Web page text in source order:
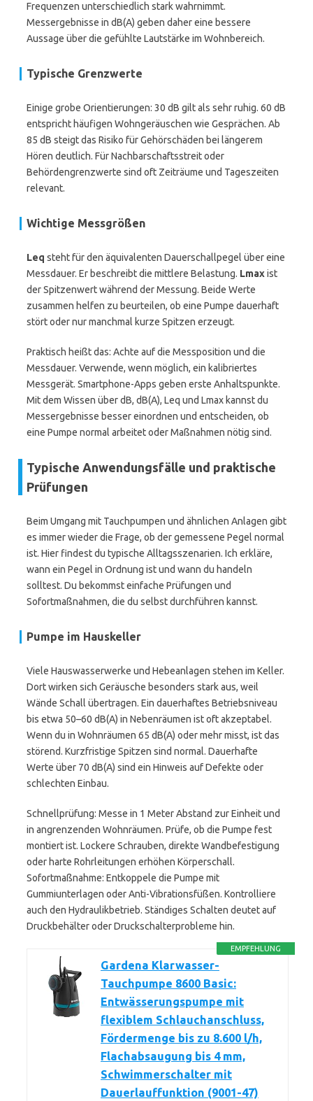
Frequenzen unterschiedlich stark wahrnimmt.
Messergebnisse in dB(A) geben daher eine bessere
Aussage über die gefühlte Lautstärke im Wohnbereich.
Typische Grenzwerte
Einige grobe Orientierungen: 30 dB gilt als sehr ruhig. 60 dB
entspricht häufigen Wohngeräuschen wie Gesprächen. Ab
85 dB steigt das Risiko für Gehörschäden bei längerem
Hören deutlich. Für Nachbarschaftsstreit oder
Behördengrenzwerte sind oft Zeiträume und Tageszeiten
relevant.
Wichtige Messgrößen
Leq steht für den äquivalenten Dauerschallpegel über eine
Messdauer. Er beschreibt die mittlere Belastung. Lmaxist
der Spitzenwert während der Messung. Beide Werte
zusammen helfen zu beurteilen, ob eine Pumpe dauerhaft
stört oder nur manchmal kurze Spitzen erzeugt.
Praktisch heißt das: Achte auf die Messposition und die
Messdauer. Verwende, wenn möglich, ein kalibriertes
Messgerät. Smartphone-Apps geben erste Anhaltspunkte.
Mit dem Wissen über dB, dB(A), Leq und Lmax kannst du
Messergebnisse besser einordnen und entscheiden, ob
eine Pumpe normal arbeitet oder Maßnahmen nötig sind.
Typische Anwendungsfälle und praktische
Prüfungen
Beim Umgang mit Tauchpumpen und ähnlichen Anlagen gibt
es immer wieder die Frage, ob der gemessene Pegel normal
ist. Hier findest du typische Alltagsszenarien. Ich erkläre,
wann ein Pegel in Ordnung ist und wann du handeln
solltest. Du bekommst einfache Prüfungen und
Sofortmaßnahmen, die du selbst durchführen kannst.
Pumpe im Hauskeller
Viele Hauswasserwerke und Hebeanlagen stehen im Keller.
Dort wirken sich Geräusche besonders stark aus, weil
Wände Schall übertragen. Ein dauerhaftes Betriebsniveau
bis etwa 50–60 dB(A) in Nebenräumen ist oft akzeptabel.
Wenn du in Wohnräumen 65 dB(A) oder mehr misst, ist das
störend. Kurzfristige Spitzen sind normal. Dauerhafte
Werte über 70 dB(A) sind ein Hinweis auf Defekte oder
schlechten Einbau.
Schnellprüfung: Messe in 1 Meter Abstand zur Einheit und
in angrenzenden Wohnräumen. Prüfe, ob die Pumpe fest
montiert ist. Lockere Schrauben, direkte Wandbefestigung
oder harte Rohrleitungen erhöhen Körperschall.
Sofortmaßnahme: Entkoppele die Pumpe mit
Gummiunterlagen oder Anti-Vibrationsfüßen. Kontrolliere
auch den Hydraulikbetrieb. Ständiges Schalten deutet auf
Druckbehälter oder Druckschalterprobleme hin.
EMPFEHLUNG
Gardena Klarwasser-
Tauchpumpe 8600 Basic:
Entwässerungspumpe mit
flexiblem Schlauchanschluss,
Fördermenge bis zu 8.600 l/h,
Flachabsaugung bis 4 mm,
Schwimmerschalter mit
Dauerlauffunktion (9001-47)